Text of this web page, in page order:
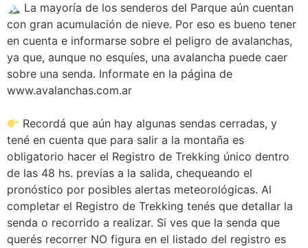
🏔 La mayoría de los senderos del Parque aún cuentan
con gran acumulación de nieve. Por eso es bueno tener
en cuenta e informarse sobre el peligro de avalanchas,
ya que, aunque no esquíes, una avalancha puede caer
sobre una senda. Informate en la página de
www.avalanchas.com.ar
Recordá que aún hay algunas sendas cerradas, y
tené en cuenta que para salir a la montaña es
obligatorio hacer el Registro de Trekking único dentro
de las 48 hs. previas a la salida, chequeando el
pronóstico por posibles alertas meteorológicas. Al
completar el Registro de Trekking tenés que detallar la
senda o recorrido a realizar. Si ves que la senda que
querés recorrer NO figura en el listado del registro es